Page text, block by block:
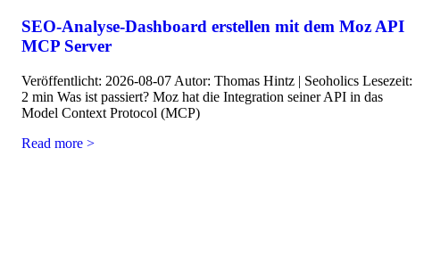
SEO-Analyse-Dashboard erstellen mit dem Moz API
MCP Server
Veröffentlicht: 2026-08-07 Autor: Thomas Hintz | Seoholics Lesezeit:
2 min Was ist passiert? Moz hat die Integration seiner API in das
Model Context Protocol (MCP)
Read more >